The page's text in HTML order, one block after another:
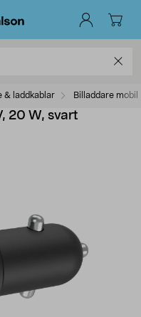
& laddkablar Billaddare mobil
20 W, svart